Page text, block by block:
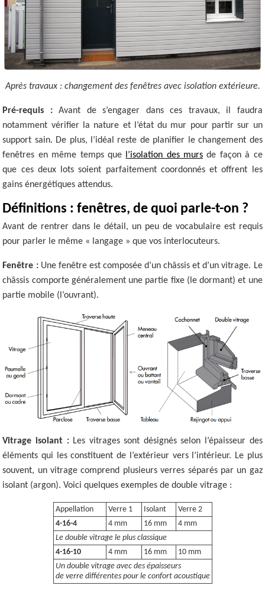
Après travaux : changement des fenêtres avec isolation extérieure.
Pré-requis :Avant de s’engager dans ces travaux, il faudra
notamment vérifier la nature et l’état du mur pour partir sur un
support sain. De plus, l’idéal reste de planifier le changement des
fenêtres en même temps que l’isolation des murs de façon à ce
que ces deux lots soient parfaitement coordonnés et offrent les
gains énergétiques attendus.
Définitions : fenêtres, de quoi parle-t-on ?
Avant de rentrer dans le détail, un peu de vocabulaire est requis
pour parler le même « langage » que vos interlocuteurs.
Fenêtre :Une fenêtre est composée d’un châssis et d’un vitrage. Le
châssis comporte généralement une partie fixe (le dormant) et une
partie mobile (l’ouvrant).
Vitrage isolant :Les vitrages sont désignés selon l’épaisseur des
éléments qui les constituent de l’extérieur vers l’intérieur. Le plus
souvent, un vitrage comprend plusieurs verres séparés par un gaz
isolant (argon). Voici quelques exemples de double vitrage :
Appellation Verre 1 Isolant
Verre 2
4-16-4
4 mm 16 mm
4 mm
Le double vitrage le plus classique
4-16-10
4 mm 16 mm
10 mm
Un double vitrage avec des épaisseurs
de verre différentes pour le confort acoustique